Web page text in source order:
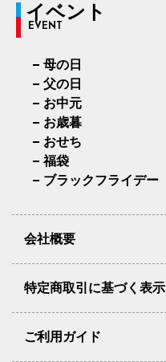
イベント
EVENT
母の日
父の日
お中元
お歳暮
おせち
福袋
ブラックフライデー
会社概要
特定商取引に基づく表示
ご利用ガイド